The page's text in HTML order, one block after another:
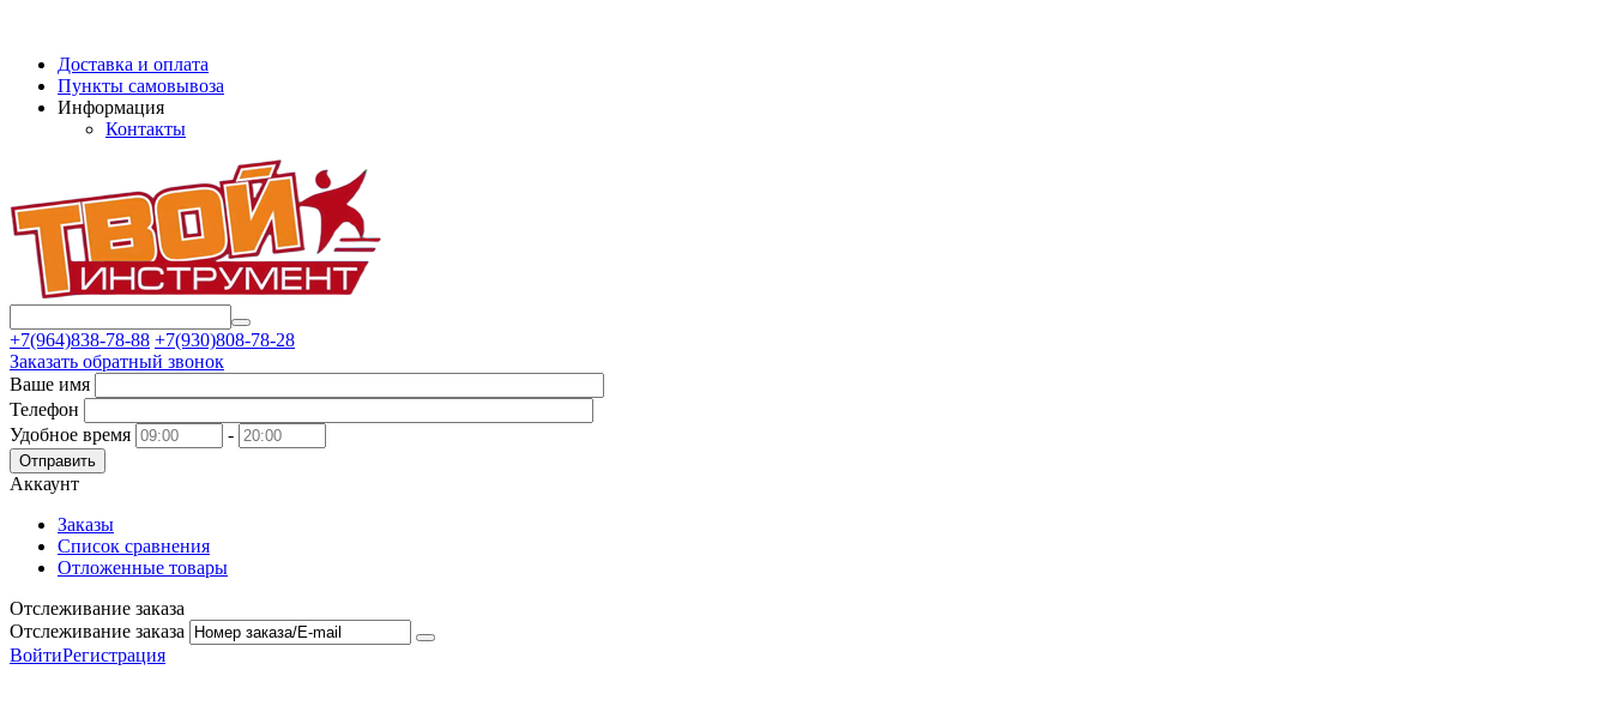
Доставка и оплата
Пункты самовывоза
Информация
Контакты
+7(964)838-78-88 +7(930)808-78-28
Заказать обратный звонок
Ваше имя
Телефон
Удобное время
-
Отправить
Аккаунт
Заказы
Список сравнения
Отложенные товары
Отслеживание заказа
Отслеживание заказа
ВойтиРегистрация